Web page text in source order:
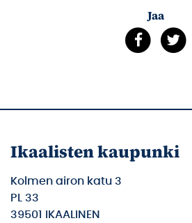
Jaa
Ikaalisten kaupunki
Kolmen airon katu 3
PL 33
39501 IKAALINEN